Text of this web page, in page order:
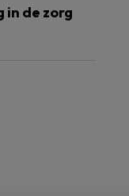
de zorg